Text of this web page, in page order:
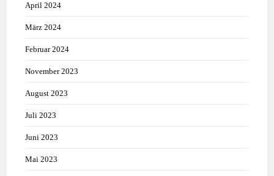
April 2024
März 2024
Februar 2024
November 2023
August 2023
Juli 2023
Juni 2023
Mai 2023